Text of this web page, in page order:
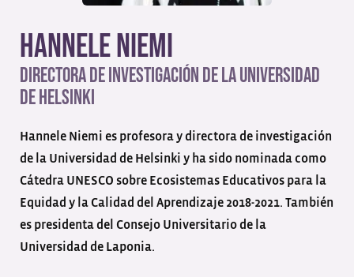
Hannele Niemi
Directora de investigación de la Universidad
de Helsinki
Hannele Niemi es profesora y directora de investigación
de la Universidad de Helsinki y ha sido nominada como
Cátedra UNESCO sobre Ecosistemas Educativos para la
Equidad y la Calidad del Aprendizaje 2018-2021. También
es presidenta del Consejo Universitario de la
Universidad de Laponia.